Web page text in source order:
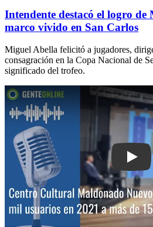
Intendente destacó el logro de
marco vivido en San Carlos
Miguel Abella felicitó a jugadores,
consagración en la Copa Nacional de
significado del trofeo.
Play: